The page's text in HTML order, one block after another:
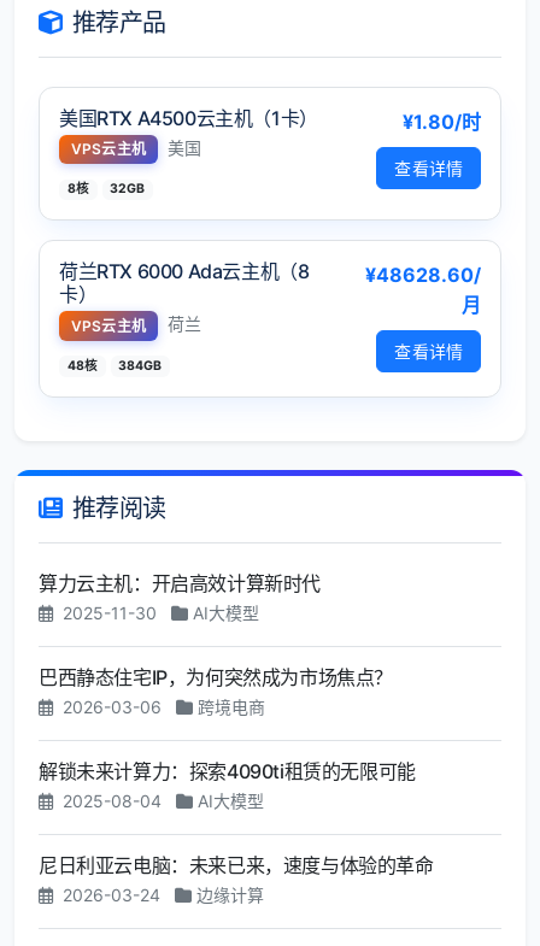
推荐产品
美国RTX A4500云主机（1卡）
VPS云主机 美国
8核 32GB
¥1.80/时
查看详情
荷兰RTX 6000 Ada云主机（8
卡）
VPS云主机 荷兰
48核 384GB
¥48628.60/
月
查看详情
推荐阅读
算力云主机：开启高效计算新时代
2025-11-30 AI大模型
巴西静态住宅IP，为何突然成为市场焦点？
2026-03-06 跨境电商
解锁未来计算力：探索4090ti租赁的无限可能
2025-08-04 AI大模型
尼日利亚云电脑：未来已来，速度与体验的革命
2026-03-24 边缘计算